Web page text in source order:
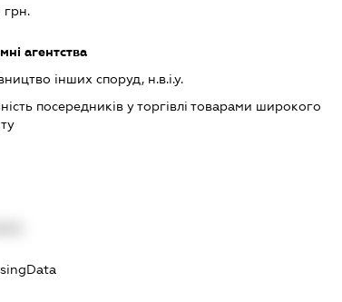
агентства
інших споруд, н.в.і.у.
посередників у торгівлі товарами широкого